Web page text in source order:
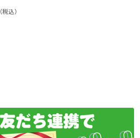
（税込）